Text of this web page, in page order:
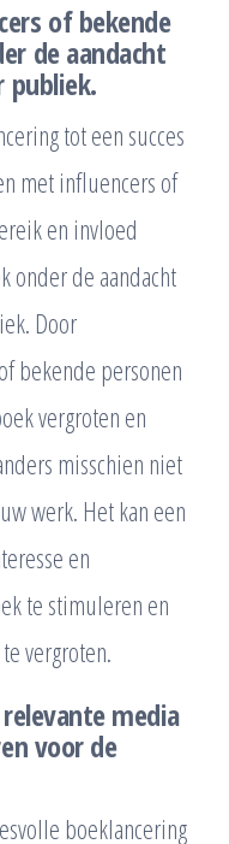
of bekende
de aandacht
publiek.
tot een succes
met influencers of
en invloed
onder de aandacht
Door
bekende personen
vergroten en
misschien niet
werk. Het kan een
en
te stimuleren en
vergroten.
media
voor de
boeklancering